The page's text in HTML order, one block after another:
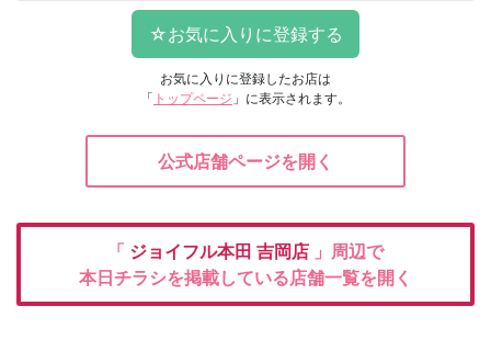
お気に入りに登録したお店は
「 トップページ 」に表示されます。
公式店舗ページを開く
「 ジョイフル本田 吉岡店 」周辺で
本日チラシを掲載している店舗一覧を開く